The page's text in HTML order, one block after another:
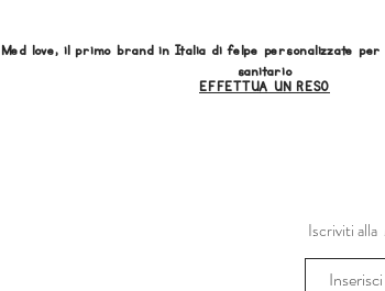
Med love, il primo brand in Italia di felpe personalizzate
sanitario
EFFETTUA UN RESO
Iscriviti alla